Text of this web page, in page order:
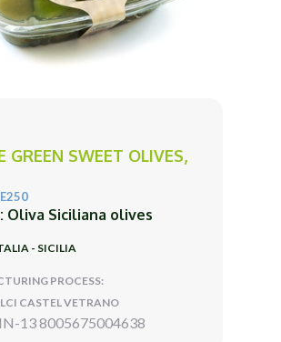
GREEN SWEET OLIVES,
Oliva Siciliana olives
- SICILIA
PROCESS:
CASTEL VETRANO
13 8005675004638